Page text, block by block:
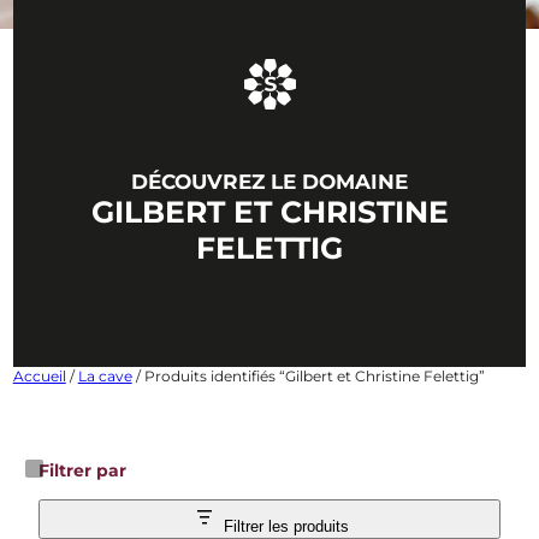
DÉCOUVREZ LE DOMAINE
GILBERT ET CHRISTINE
FELETTIG
Accueil / La cave/ Produits identifiés “Gilbert et Christine Felettig”
Filtrer par
Filtrer les produits